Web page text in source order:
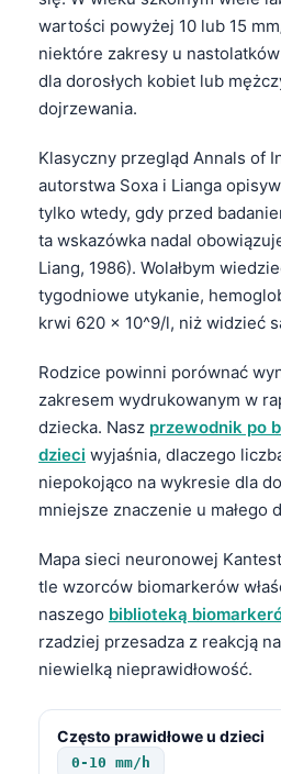
wartości powyżej 10 lub 15
niektóre zakresy u
dla dorosłych kobiet lub
dojrzewania.
Klasyczny przegląd Annals of
autorstwa Soxa i Lianga
tylko wtedy, gdy przed
ta wskazówka nadal
Liang, 1986). Wolałbym
tygodniowe utykanie,
krwi 620 × 10^9/l, niż widzieć
Rodzice powinni porównać
zakresem wydrukowanym w
dziecka. Nasz przewodnik po
dzieci wyjaśnia, dlaczego
niepokojąco na wykresie dla
mniejsze znaczenie u małego
Mapa sieci neuronowej
tle wzorców biomarkerów
naszego biblioteką
rzadziej przesadza z reakcją
niewielką nieprawidłowość.
Często prawidłowe u dzieci
0-10 mm/h